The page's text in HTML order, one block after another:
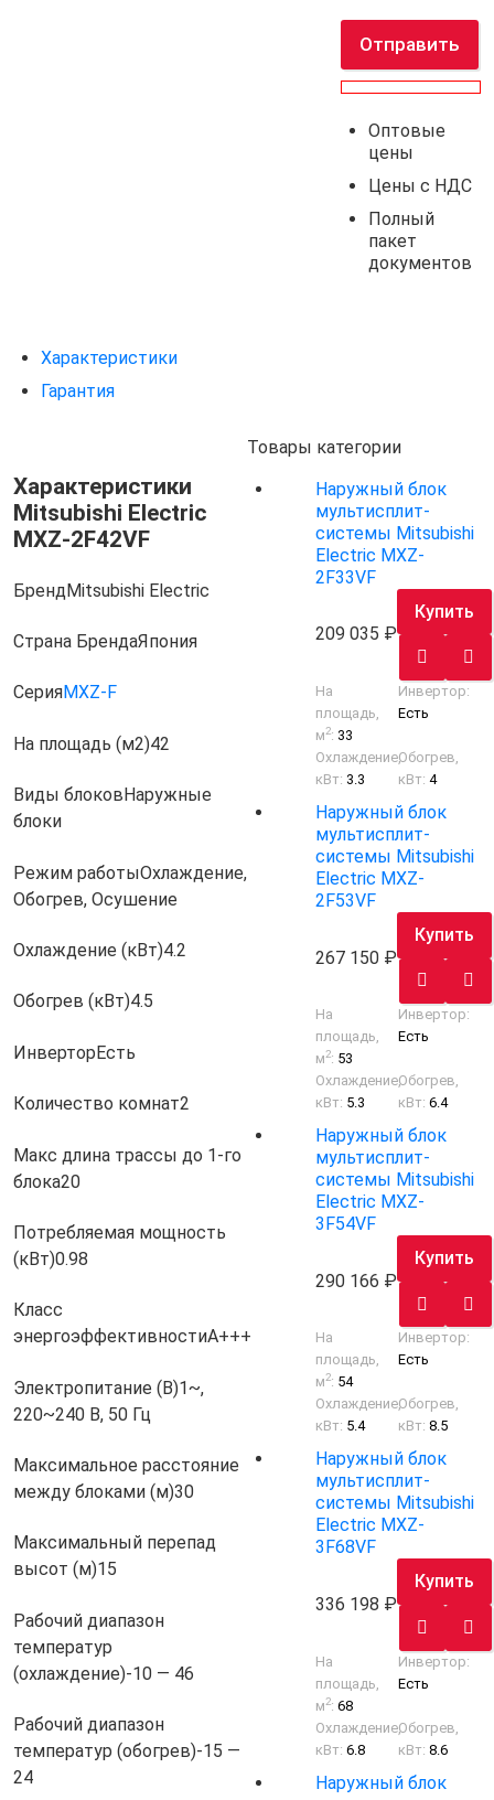
Отправить
Оптовые
цены
Цены с НДС
Полный
пакет
документов
Характеристики
Гарантия
Характеристики
Mitsubishi Electric
MXZ-2F42VF
БрендMitsubishi Electric
Страна БрендаЯпония
СерияMXZ-F
На площадь (м2)42
Виды блоков Наружные
блоки
Режим работыОхлаждение,
Обогрев, Осушение
Охлаждение (кВт)4.2
Обогрев (кВт)4.5
ИнверторЕсть
Количество комнат2
Макс длина трассы до 1-го
блока20
Потребляемая мощность
(кВт)0.98
Класс
энергоэффективностиA+++
Электропитание (В)1~,
220~240 В, 50 Гц
Максимальное расстояние
между блоками (м)30
Максимальный перепад
высот (м)15
Рабочий диапазон
температур
(охлаждение)-10 — 46
Рабочий диапазон
температур (обогрев)-15 —
24
Товары категории
Наружный блок
мультисплит-
системы Mitsubishi
Electric MXZ-
2F33VF
209 035
Купить
На
площадь,
м2: 33
Инвертор:
Есть
Охлаждение,
кВт: 3.3
Обогрев,
кВт:4
Наружный блок
мультисплит-
системы Mitsubishi
Electric MXZ-
2F53VF
267 150
Купить
На
площадь,
м2: 53
Инвертор:
Есть
Охлаждение,
кВт: 5.3
Обогрев,
кВт:6.4
Наружный блок
мультисплит-
системы Mitsubishi
Electric MXZ-
3F54VF
290 166
Купить
На
площадь,
м2: 54
Инвертор:
Есть
Охлаждение,
кВт: 5.4
Обогрев,
кВт:8.5
Наружный блок
мультисплит-
системы Mitsubishi
Electric MXZ-
3F68VF
336 198
Купить
На
площадь,
м2:68
Инвертор:
Есть
Охлаждение,
кВт:6.8
Обогрев,
кВт:8.6
Наружный блок